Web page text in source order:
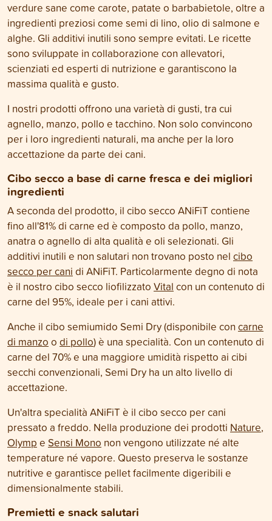
verdure sane come carote, patate o barbabietole, oltre a
ingredienti preziosi come semi di lino, olio di salmone e
alghe. Gli additivi inutili sono sempre evitati. Le ricette
sono sviluppate in collaborazione con allevatori,
scienziati ed esperti di nutrizione e garantiscono la
massima qualità e gusto.
I nostri prodotti offrono una varietà di gusti, tra cui
agnello, manzo, pollo e tacchino. Non solo convincono
per i loro ingredienti naturali, ma anche per la loro
accettazione da parte dei cani.
Cibo secco a base di carne fresca e dei migliori
ingredienti
A seconda del prodotto, il cibo secco ANiFiT contiene
fino all'81% di carne ed è composto da pollo, manzo,
anatra o agnello di alta qualità e oli selezionati. Gli
additivi inutili e non salutari non trovano posto nel cibo
secco per cani di ANiFiT. Particolarmente degno di nota
è il nostro cibo secco liofilizzato Vital con un contenuto di
carne del 95%, ideale per i cani attivi.
Anche il cibo semiumido Semi Dry (disponibile con carne
di manzo o di pollo) è una specialità. Con un contenuto di
carne del 70% e una maggiore umidità rispetto ai cibi
secchi convenzionali, Semi Dry ha un alto livello di
accettazione.
Un'altra specialità ANiFiT è il cibo secco per cani
pressato a freddo. Nella produzione dei prodotti Nature,
Olymp e Sensi Mono non vengono utilizzate né alte
temperature né vapore. Questo preserva le sostanze
nutritive e garantisce pellet facilmente digeribili e
dimensionalmente stabili.
Premietti e snack salutari